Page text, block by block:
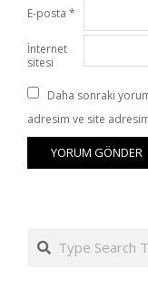
E-posta *
İnternet
sitesi
Daha sonraki
adresim ve site
Search